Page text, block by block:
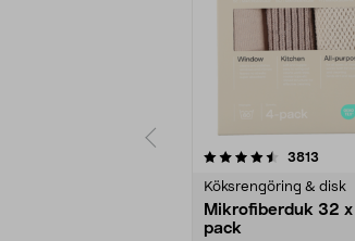
3813
Köksrengöring & disk
Mikrofiberduk 32 x
pack
4.0av 5